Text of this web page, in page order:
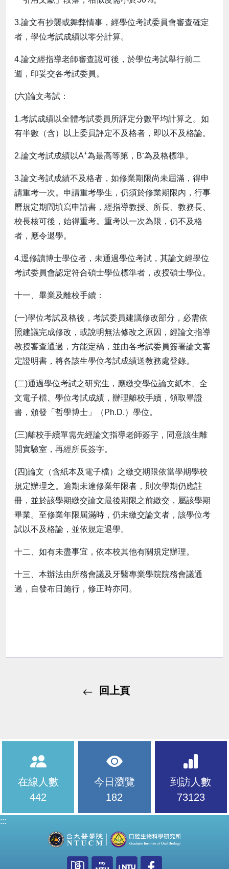
3.論文有抄襲或舞弊情事，經學位考試委員會審查確定
者，學位考試成績以零分計算。
4.論文經指導老師審查認可後，於學位考試舉行前二
週，印妥交各考試委員。
(六)論文考試：
1.考試成績以全體考試委員所評定分數平均計算之。如
有半數（含）以上委員評定不及格者，即以不及格論。
2.論文考試成績以A+為最高等第，B-為及格標準。
3.論文考試成績不及格者，如修業期限尚未屆滿，得申
請重考一次。申請重考學生，仍須於修業期限內，行事
曆規定期間填寫申請書，經指導教授、所長、教務長、
校長核可後，始得重考。重考以一次為限，仍不及格
者，應令退學。
4.逕修讀博士學位者，未通過學位考試，其論文經學位
考試委員會認定符合碩士學位標準者，改授碩士學位。
十一、畢業及離校手續：
(一)學位考試及格後，考試委員建議修改部分，必需依
照建議完成修改，或說明無法修改之原因，經論文指導
教授審查通過，方能定稿，並由各考試委員簽署論文審
定證明書，將各該生學位考試成績送教務處登錄。
(二)通過學位考試之研究生，應繳交學位論文紙本、全
文電子檔、學位考試成績，辦理離校手續，領取畢證
書，頒發「哲學博士」（Ph.D.）學位。
(三)離校手續單需先經論文指導老師簽字，同意該生離
開實驗室，再經所長簽字。
(四)論文（含紙本及電子檔）之繳交期限依當學期學校
規定辦理之。逾期未達修業年限者，則次學期仍應註
冊，並於該學期繳交論文最後期限之前繳交，屬該學期
畢業。至修業年限屆滿時，仍未繳交論文者，該學位考
試以不及格論，並依規定退學。
十二、如有未盡事宜，依本校其他有關規定辦理。
十三、本辦法由所務會議及牙醫專業學院院務會議通
過，自發布日施行，修正時亦同。
回上頁
在線人數
442
今日瀏覽
182
到訪人數
73123
:::